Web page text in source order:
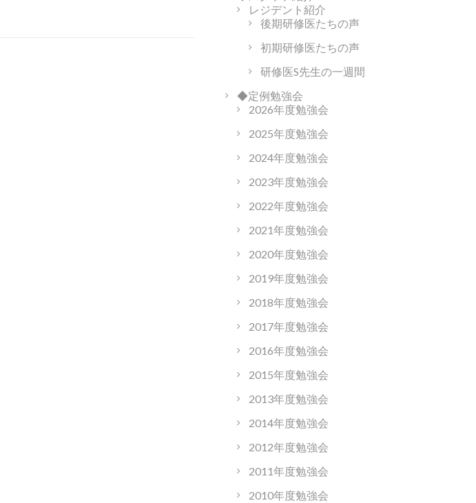
レジデント紹介
後期研修医たちの声
初期研修医たちの声
研修医S先生の一週間
◆定例勉強会
2026年度勉強会
2025年度勉強会
2024年度勉強会
2023年度勉強会
2022年度勉強会
2021年度勉強会
2020年度勉強会
2019年度勉強会
2018年度勉強会
2017年度勉強会
2016年度勉強会
2015年度勉強会
2013年度勉強会
2014年度勉強会
2012年度勉強会
2011年度勉強会
2010年度勉強会